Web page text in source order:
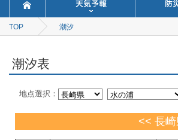
今日明日の天気
ポイント予報
週間天気予報
寒・暖候期予報
TOP 潮汐
潮汐表
地点選択：
<< 長